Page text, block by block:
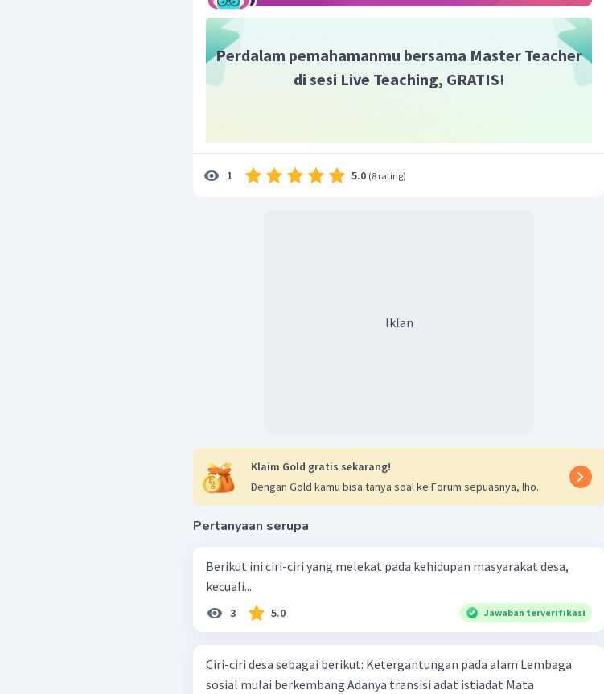
Perdalam pemahamanmu bersama Master Teacher
di sesi Live Teaching, GRATIS!
1 5.0 (8 rating)
Iklan
Klaim Gold gratis sekarang!
Dengan Gold kamu bisa tanya soal ke Forum sepuasnya, lho.
Pertanyaan serupa
Berikut ini ciri-ciri yang melekat pada kehidupan masyarakat desa,
kecuali...
3 5.0 Jawaban terverifikasi
Ciri-ciri desa sebagai berikut: Ketergantungan pada alam Lembaga
sosial mulai berkembang Adanya transisi adat istiadat Mata